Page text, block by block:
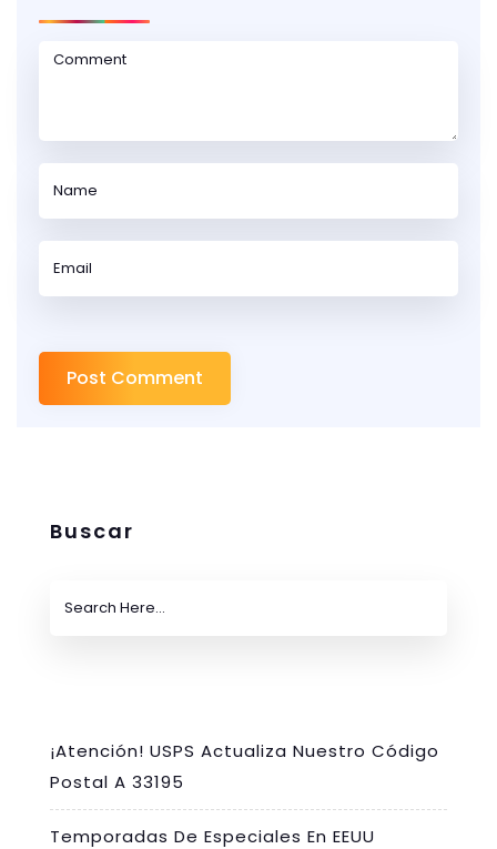
Buscar
¡Atención! USPS Actualiza Nuestro Código
Postal A 33195
Temporadas De Especiales En EEUU